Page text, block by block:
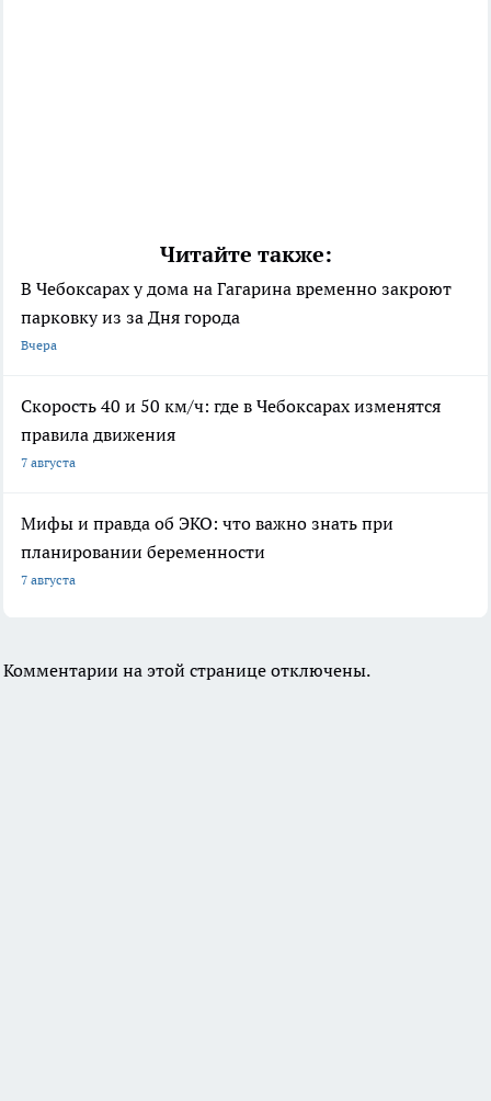
Читайте также:
В Чебоксарах у дома на Гагарина временно закроют
парковку из за Дня города
Вчера
Скорость 40 и 50 км/ч: где в Чебоксарах изменятся
правила движения
7 августа
Мифы и правда об ЭКО: что важно знать при
планировании беременности
7 августа
Комментарии на этой странице отключены.